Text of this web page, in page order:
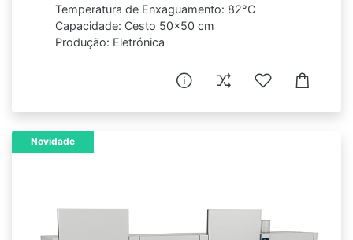
Temperatura de Enxaguamento: 82°C
Capacidade: Cesto 50x50 cm
Produção: Eletrónica
Novidade